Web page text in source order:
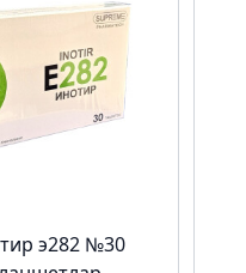
э282 №30